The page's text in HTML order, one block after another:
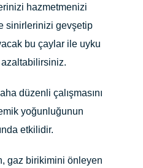
hazmetmenizi
sinirlerinizi gevşetip
bu çaylar ile uyku
azaltabilirsiniz.
düzenli çalışmasını
yoğunluğunun
etkilidir.
gaz birikimini önleyen